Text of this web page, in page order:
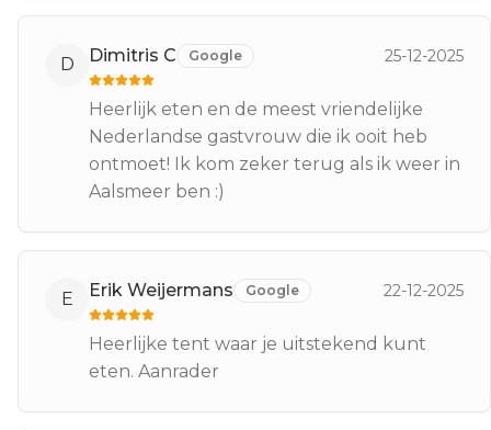
D Dimitris C Google 25-12-2025
Heerlijk eten en de meest vriendelijke
Nederlandse gastvrouw die ik ooit heb
ontmoet! Ik kom zeker terug als ik weer in
Aalsmeer ben :)
E Erik Weijermans Google 22-12-2025
Heerlijke tent waar je uitstekend kunt
eten. Aanrader